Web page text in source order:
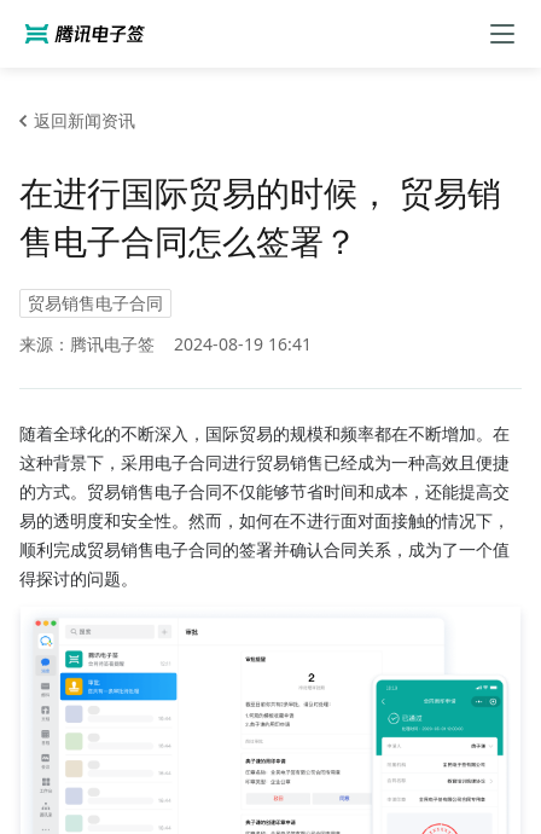
返回新闻资讯
在进行国际贸易的时候， 贸易销
售电子合同怎么签署？
贸易销售电子合同
来源：腾讯电子签
2024-08-19 16:41
随着全球化的不断深入，国际贸易的规模和频率都在不断增加。在
这种背景下，采用电子合同进行贸易销售已经成为一种高效且便捷
的方式。贸易销售电子合同不仅能够节省时间和成本，还能提高交
易的透明度和安全性。然而，如何在不进行面对面接触的情况下，
顺利完成贸易销售电子合同的签署并确认合同关系，成为了一个值
得探讨的问题。